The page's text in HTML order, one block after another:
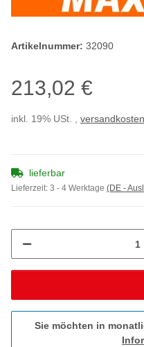
Artikelnummer: 32090
213,02 €
inkl. 19% USt. ,
lieferbar
Lieferzeit: 3 - 4 Werktage (DE -
Sie möchten in